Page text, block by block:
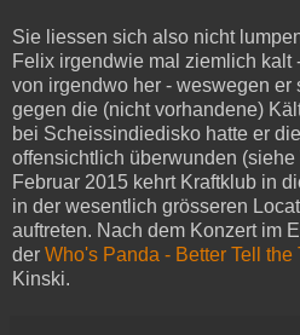
Sie liessen sich also nicht
Felix irgendwie mal ziemlich kalt
von irgendwo her - weswegen er
gegen die (nicht vorhandene)
bei Scheissindiedisko hatte er
offensichtlich überwunden (siehe
Februar 2015 kehrt Kraftklub in
in der wesentlich grösseren
auftreten. Nach dem Konzert im
der Who's Panda - Better Tell the
Kinski.